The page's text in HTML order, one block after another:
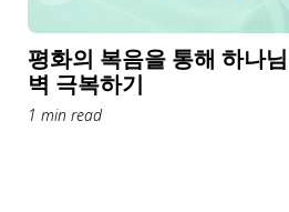
평화의 복음을 통해 하나
벽 극복하기
1 min read